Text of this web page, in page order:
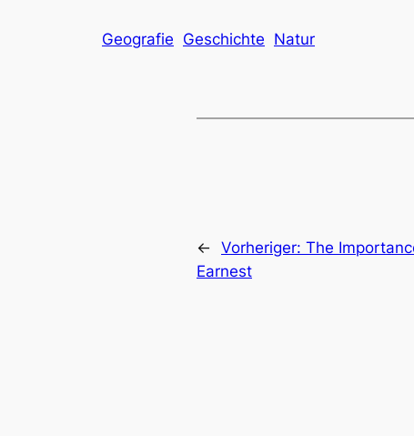
Geografie Geschichte Natur
← Vorheriger: The
Earnest